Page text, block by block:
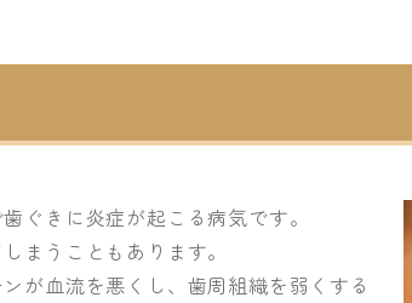
ぐきに炎症が起こる病気です。
まうこともあります。
が血流を悪くし、歯周組織を弱くする